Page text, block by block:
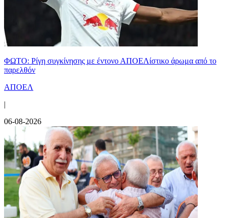
ΦΩΤΟ: Ρίγη συγκίνησης με έντονο ΑΠΟΕΛίστικο άρωμα από το
παρελθόν
ΑΠΟΕΛ
|
06-08-2026